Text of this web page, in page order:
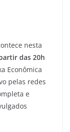
nesta
das 20h
Econômica
pelas redes
e